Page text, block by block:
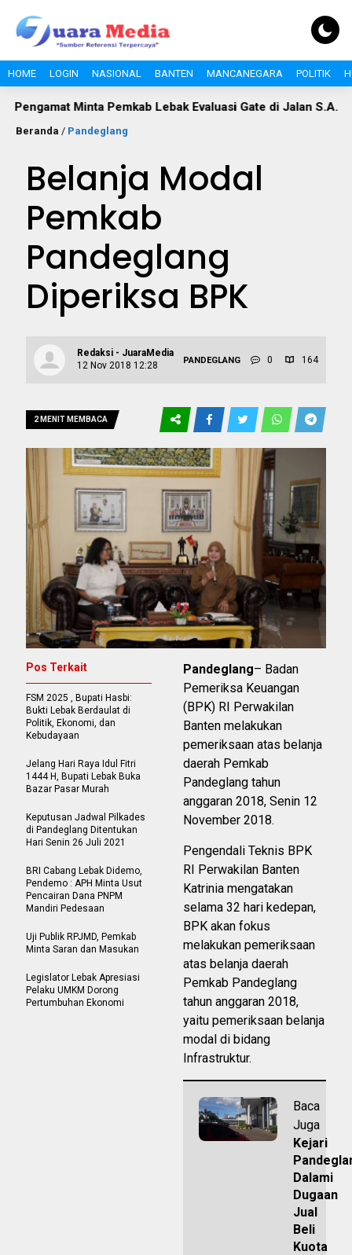
HOME LOGIN NASIONAL BANTEN MANCANEGARA POLITIK
Minta Pemkab Lebak Evaluasi Gate di Jalan S.A. Tirtayasa
Beranda / Pandeglang
Belanja Modal
Pemkab
Pandeglang
Diperiksa BPK
Redaksi - JuaraMedia
12 Nov 2018 12:28
PANDEGLANG 0 164
2 MENIT MEMBACA
Pandeglang– Badan
Pemeriksa Keuangan
(BPK) RI Perwakilan
Banten melakukan
pemeriksaan atas belanja
daerah Pemkab
Pandeglang tahun
anggaran 2018, Senin 12
November 2018.
Pengendali Teknis BPK
RI Perwakilan Banten
Katrinia mengatakan
selama 32 hari kedepan,
BPK akan fokus
melakukan pemeriksaan
atas belanja daerah
Pemkab Pandeglang
tahun anggaran 2018,
yaitu pemeriksaan belanja
modal di bidang
Infrastruktur.
Baca
Juga
Kejari
Dalami
Dugaan
Jual
Beli
Kuota
Pos Terkait
FSM 2025 , Bupati Hasbi:
Bukti Lebak Berdaulat di
Politik, Ekonomi, dan
Kebudayaan
Jelang Hari Raya Idul Fitri
1444 H, Bupati Lebak Buka
Bazar Pasar Murah
Keputusan Jadwal Pilkades
di Pandeglang Ditentukan
Hari Senin 26 Juli 2021
BRI Cabang Lebak Didemo,
Pendemo : APH Minta Usut
Pencairan Dana PNPM
Mandiri Pedesaan
Uji Publik RPJMD, Pemkab
Minta Saran dan Masukan
Legislator Lebak Apresiasi
Pelaku UMKM Dorong
Pertumbuhan Ekonomi